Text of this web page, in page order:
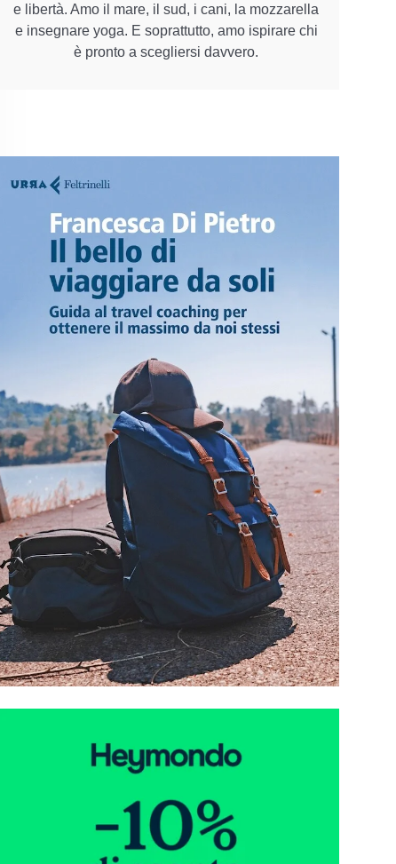
e libertà. Amo il mare, il sud, i cani, la mozzarella
e insegnare yoga. E soprattutto, amo ispirare chi
è pronto a scegliersi davvero.